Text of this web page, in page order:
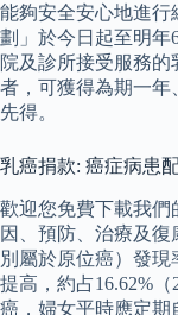
能夠安全安心地進行
劃」於今日起至明年
院及診所接受服務
者，可獲得為期一年
先得。
乳癌捐款: 癌症病患
歡迎您免費下載我們
因、預防、治療及
別屬於原位癌）發
提高，約占16.62%
癌，婦女平時應定期